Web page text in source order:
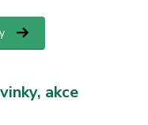
akce